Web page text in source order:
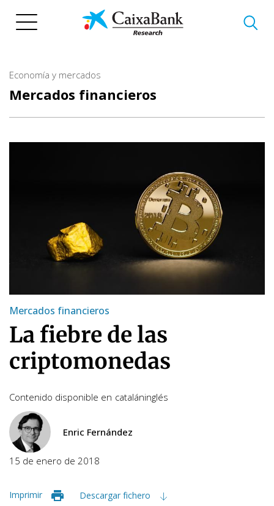
Economía y mercados
Mercados financieros
Mercados financieros
La fiebre de las
criptomonedas
Contenido disponible en cataláninglés
Enric Fernández
15 de enero de 2018
Imprimir Descargar fichero